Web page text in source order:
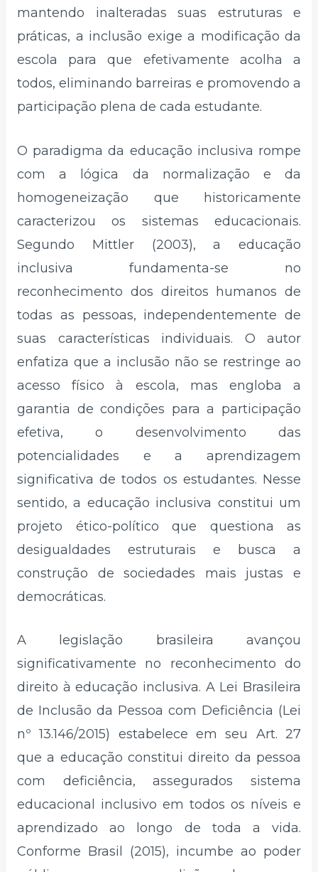
mantendo inalteradas suas estruturas e
práticas, a inclusão exige a modificação da
escola para que efetivamente acolha a
todos, eliminando barreiras e promovendo a
participação plena de cada estudante.
O paradigma da educação inclusiva rompe
com a lógica da normalização e da
homogeneização que historicamente
caracterizou os sistemas educacionais.
Segundo Mittler (2003), a educação
inclusiva fundamenta-se no
reconhecimento dos direitos humanos de
todas as pessoas, independentemente de
suas características individuais. O autor
enfatiza que a inclusão não se restringe ao
acesso físico à escola, mas engloba a
garantia de condições para a participação
efetiva, o desenvolvimento das
potencialidades e a aprendizagem
significativa de todos os estudantes. Nesse
sentido, a educação inclusiva constitui um
projeto ético-político que questiona as
desigualdades estruturais e busca a
construção de sociedades mais justas e
democráticas.
A legislação brasileira avançou
significativamente no reconhecimento do
direito à educação inclusiva. A Lei Brasileira
de Inclusão da Pessoa com Deficiência (Lei
nº 13.146/2015) estabelece em seu Art. 27
que a educação constitui direito da pessoa
com deficiência, assegurados sistema
educacional inclusivo em todos os níveis e
aprendizado ao longo de toda a vida.
Conforme Brasil (2015), incumbe ao poder